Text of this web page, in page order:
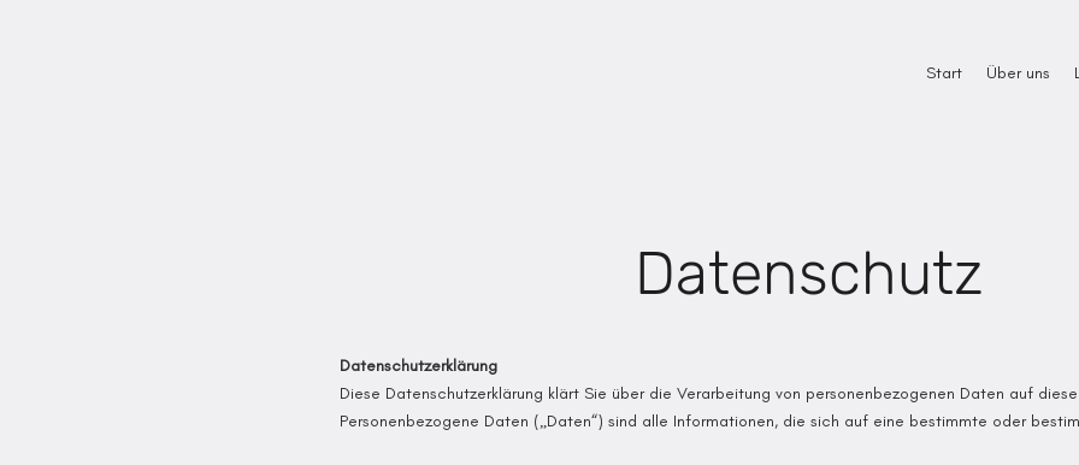
Start Über uns
Datenschutz
Datenschutzerklärung
Diese Datenschutzerklärung klärt Sie über die Verarbeitung von personenbezogenen Daten auf
Personenbezogene Daten („Daten“) sind alle Informationen, die sich auf eine bestimmte oder